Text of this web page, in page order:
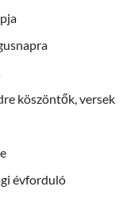
köszöntők, versek
évforduló